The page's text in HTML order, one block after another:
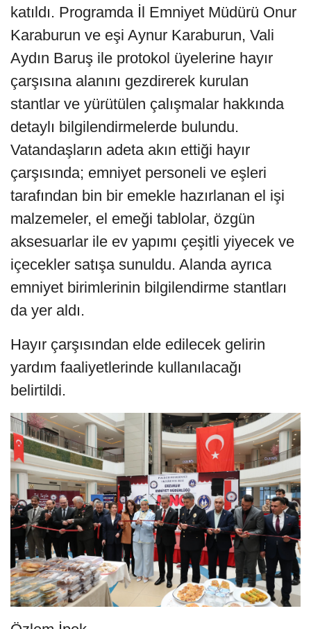
katıldı. Programda İl Emniyet Müdürü Onur
Karaburun ve eşi Aynur Karaburun, Vali
Aydın Baruş ile protokol üyelerine hayır
çarşısına alanını gezdirerek kurulan
stantlar ve yürütülen çalışmalar hakkında
detaylı bilgilendirmelerde bulundu.
Vatandaşların adeta akın ettiği hayır
çarşısında; emniyet personeli ve eşleri
tarafından bin bir emekle hazırlanan el işi
malzemeler, el emeği tablolar, özgün
aksesuarlar ile ev yapımı çeşitli yiyecek ve
içecekler satışa sunuldu. Alanda ayrıca
emniyet birimlerinin bilgilendirme stantları
da yer aldı.
Hayır çarşısından elde edilecek gelirin
yardım faaliyetlerinde kullanılacağı
belirtildi.